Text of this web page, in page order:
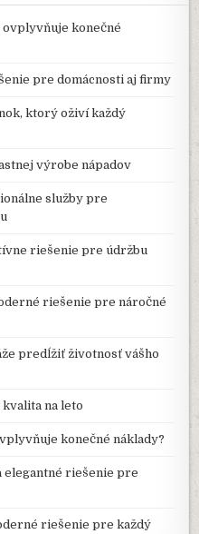
ovplyvňuje konečné
pre domácnosti aj firmy
ktorý oživí každý
výrobe nápadov
služby pre
riešenie pre údržbu
riešenie pre náročné
predĺžiť životnosť vášho
na leto
konečné náklady?
riešenie pre
riešenie pre každý